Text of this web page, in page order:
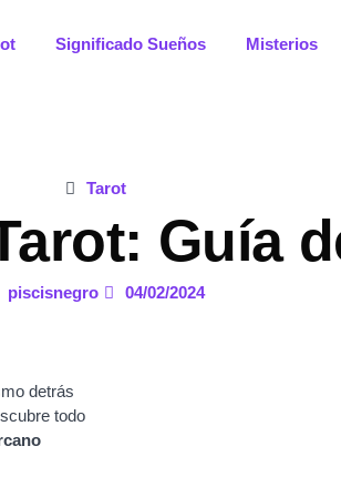
Significado Sueños Misterios
Tarot
Guía
piscisnegro 04/02/2024
detrás
todo